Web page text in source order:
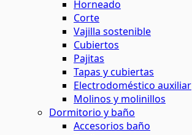
Horneado
Corte
Vajilla sostenible
Cubiertos
Pajitas
Tapas y cubiertas
Electrodoméstico auxiliar
Molinos y molinillos
Dormitorio y baño
Accesorios baño